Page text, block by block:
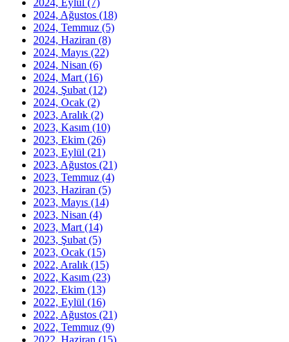
2024, Ağustos (18)
2024, Temmuz (5)
2024, Haziran (8)
2024, Mayıs (22)
2024, Nisan (6)
2024, Mart (16)
2024, Şubat (12)
2024, Ocak (2)
2023, Aralık (2)
2023, Kasım (10)
2023, Ekim (26)
2023, Eylül (21)
2023, Ağustos (21)
2023, Temmuz (4)
2023, Haziran (5)
2023, Mayıs (14)
2023, Nisan (4)
2023, Mart (14)
2023, Şubat (5)
2023, Ocak (15)
2022, Aralık (15)
2022, Kasım (23)
2022, Ekim (13)
2022, Eylül (16)
2022, Ağustos (21)
2022, Temmuz (9)
2022, Haziran (15)